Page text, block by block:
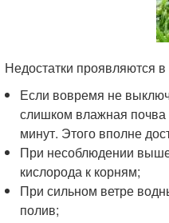
Недостатки проявляются
Если вовремя не
слишком влажная почва
минут. Этого вполне
При несоблюдении
кислорода к корням;
При сильном ветре
полив;